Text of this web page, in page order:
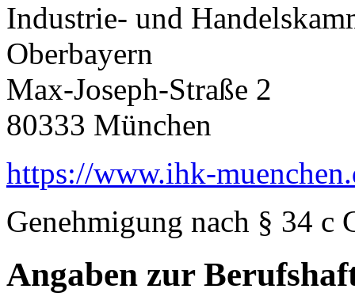
Industrie- und
Oberbayern
Max-Joseph-Straße 2
80333 München
https://www.ihk-
Genehmigung nach § 34 c
Angaben zur